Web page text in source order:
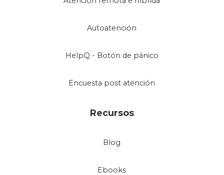
Autoatención
HelpQ - Botón de pánico
Encuesta post atención
Recursos
Blog
Ebooks